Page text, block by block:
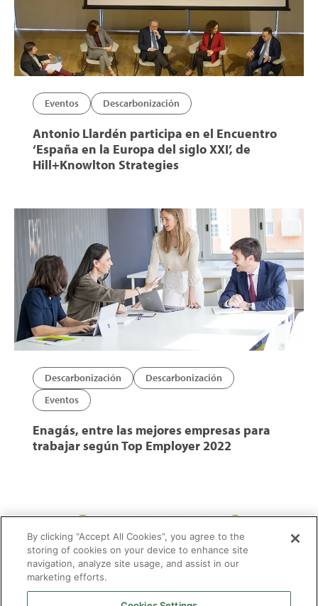
Eventos Descarbonización
Antonio Llardén participa en el Encuentro
‘España en la Europa del siglo XXI’, de
Hill+Knowlton Strategies
Descarbonización
Descarbonización
Eventos
Enagás, entre las mejores empresas para
trabajar según Top Employer 2022
By clicking “Accept All Cookies”, you agree to the
storing of cookies on your device to enhance site
navigation, analyze site usage, and assist in our
marketing efforts.